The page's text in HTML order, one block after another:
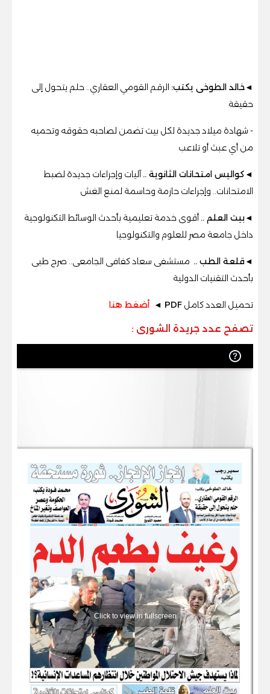
◄خالد الطوخى يكتب: الرقم القومي العقاري.. حلم يتحول إلى
حقيقة
- شهادة ميلاد جديدة لكل بيت تضمن لصاحبه حقوقه وتحميه
من أي عبث أو تلاعب
◄كواليس امتحانات الثانوية ..آليات وإجراءات جديدة لضبط
الامتحانات.. وإجراءات حازمة وحاسمة لمنع الغش
◄بيت العلم .. أقوى خدمة تعليمية بأحدث الوسائط التكنولوجية
داخل جامعة مصر للعلوم والتكنولوجيا
◄قلعة الطب .. مستشفى سعاد كفافى الجامعى.. صرح طبى
بأحدث التقنيات الدولية
تحميل العدد كامل PDF ◄ أضغط هنا
تصفح عدد جريدة الشورى :